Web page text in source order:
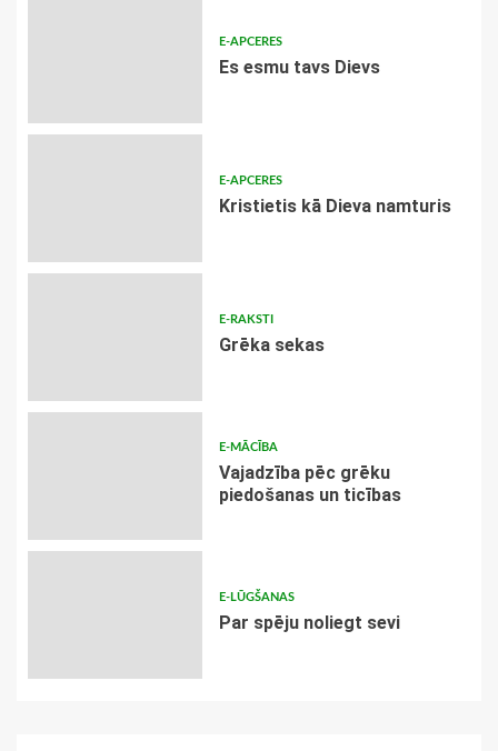
E-APCERES
Es esmu tavs Dievs
E-APCERES
Kristietis kā Dieva namturis
E-RAKSTI
Grēka sekas
E-MĀCĪBA
Vajadzība pēc grēku
piedošanas un ticības
E-LŪGŠANAS
Par spēju noliegt sevi